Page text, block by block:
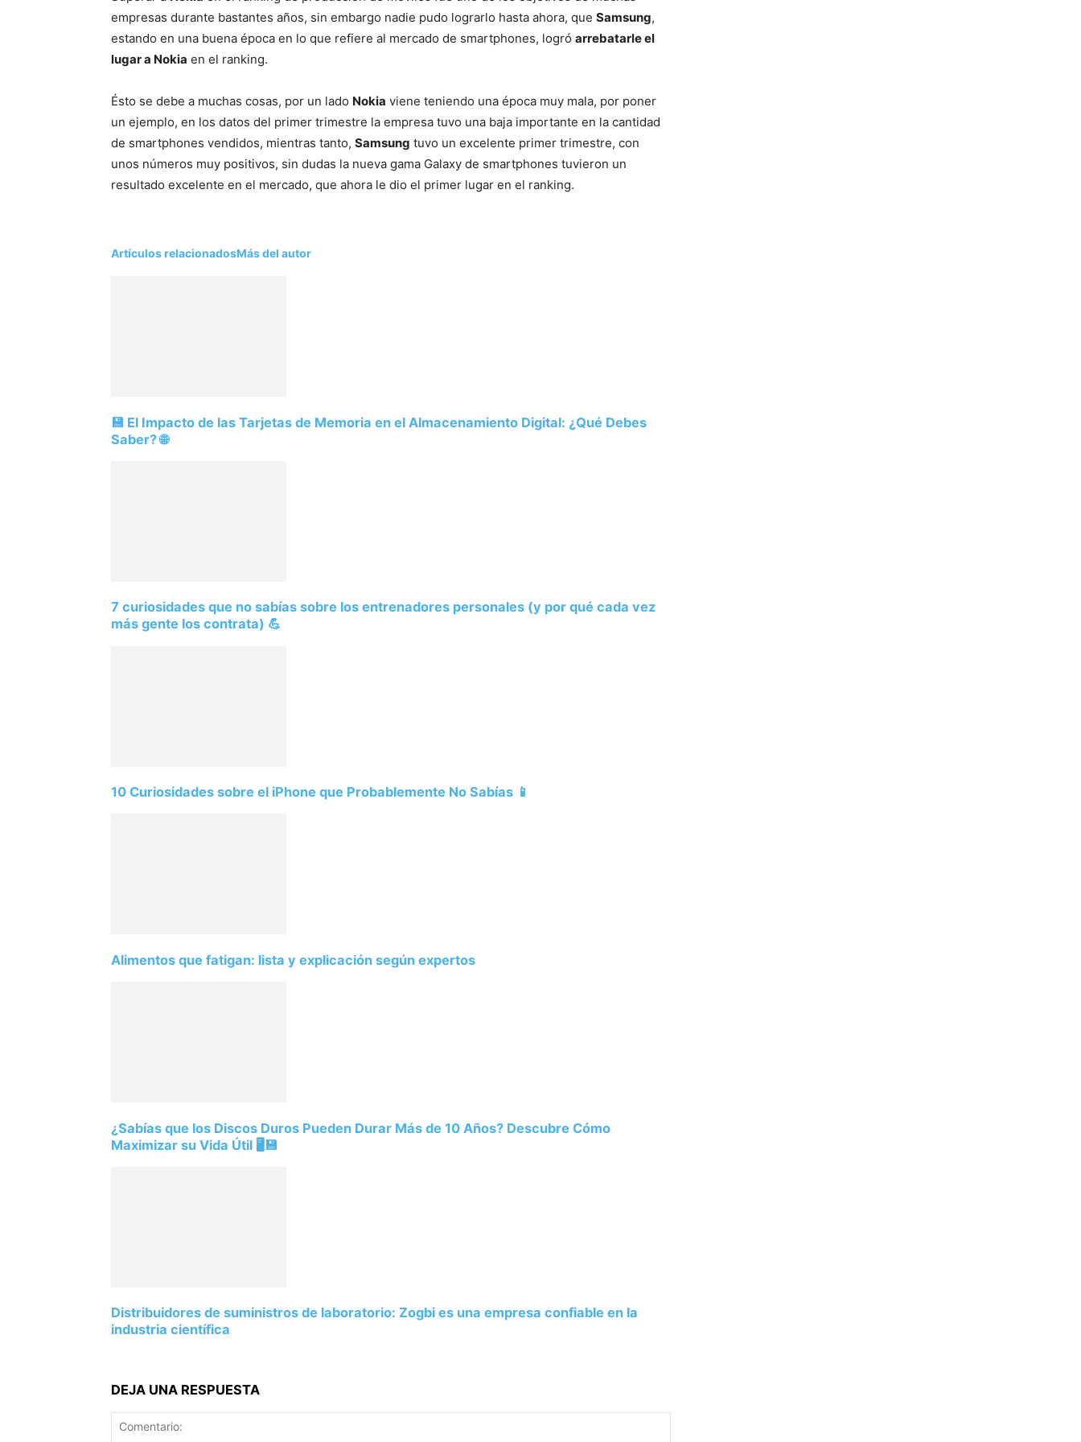
empresas durante bastantes años, sin embargo nadie pudo lograrlo hasta ahora, que Samsung,
estando en una buena época en lo que refiere al mercado de smartphones, logró arrebatarle el
lugar a Nokia en el ranking.
Ésto se debe a muchas cosas, por un lado Nokia viene teniendo una época muy mala, por poner
un ejemplo, en los datos del primer trimestre la empresa tuvo una baja importante en la cantidad
de smartphones vendidos, mientras tanto, Samsung tuvo un excelente primer trimestre, con
unos números muy positivos, sin dudas la nueva gama Galaxy de smartphones tuvieron un
resultado excelente en el mercado, que ahora le dio el primer lugar en el ranking.
Artículos relacionadosMás del autor
💾 El Impacto de las Tarjetas de Memoria en el Almacenamiento Digital: ¿Qué Debes
Saber? 🌐
7 curiosidades que no sabías sobre los entrenadores personales (y por qué cada vez
más gente los contrata) 💪
10 Curiosidades sobre el iPhone que Probablemente No Sabías 📱
Alimentos que fatigan: lista y explicación según expertos
¿Sabías que los Discos Duros Pueden Durar Más de 10 Años? Descubre Cómo
Maximizar su Vida Útil 🖥️💾
Distribuidores de suministros de laboratorio: Zogbi es una empresa confiable en la
industria científica
DEJA UNA RESPUESTA